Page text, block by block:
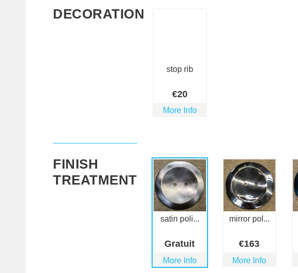
DECORATION
stop rib
€20
More Info
FINISH
TREATMENT
satin poli...
Gratuit
More Info
mirror pol...
€163
More Info